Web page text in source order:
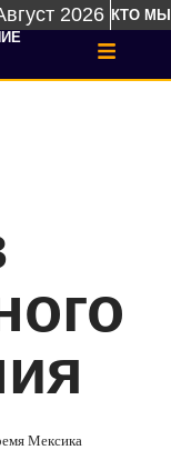
2026 КТО МЫ
Мексика